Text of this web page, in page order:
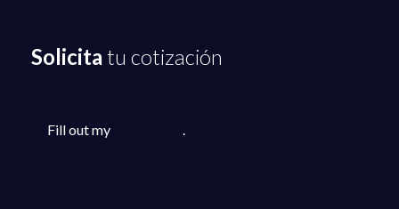
Solicita tu cotización
Fill out my